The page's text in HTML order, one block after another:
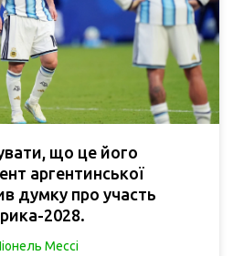
що це його
аргентинської
думку про участь
2028.
Мессі